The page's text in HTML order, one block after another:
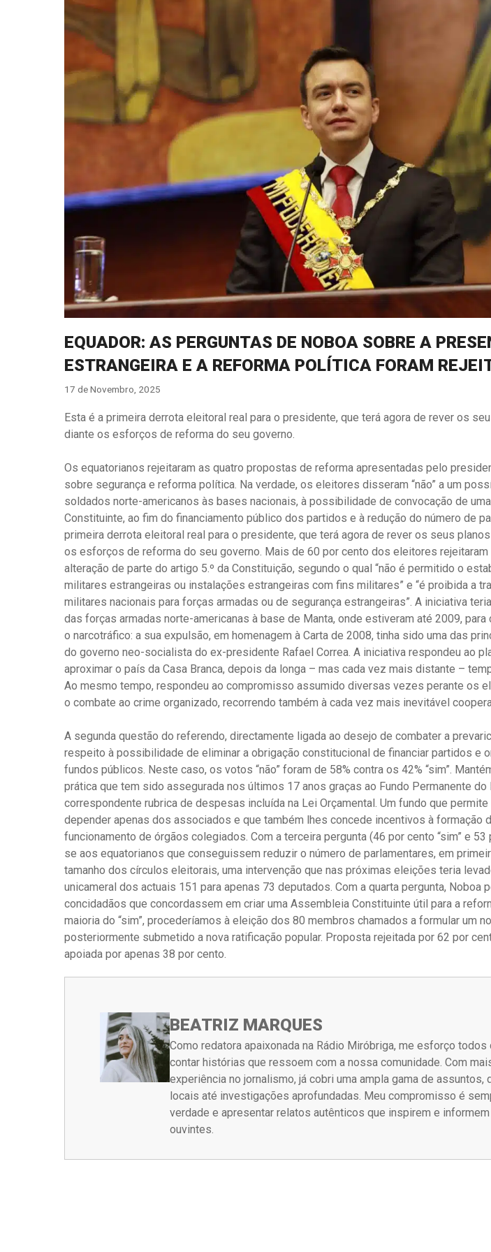
EQUADOR: AS PERGUNTAS DE NOBOA SOBRE A
ESTRANGEIRA E A REFORMA POLÍTICA FORAM
17 de Novembro, 2025
Esta é a primeira derrota eleitoral real para o presidente, que terá agora de rever os
diante os esforços de reforma do seu governo.
Os equatorianos rejeitaram as quatro propostas de reforma apresentadas pelo
sobre segurança e reforma política. Na verdade, os eleitores disseram “não” a um
soldados norte-americanos às bases nacionais, à possibilidade de convocação de
Constituinte, ao fim do financiamento público dos partidos e à redução do número de
primeira derrota eleitoral real para o presidente, que terá agora de rever os seus
os esforços de reforma do seu governo. Mais de 60 por cento dos eleitores rejeitaram
alteração de parte do artigo 5.º da Constituição, segundo o qual “não é permitido o
militares estrangeiras ou instalações estrangeiras com fins militares” e “é proibida a
militares nacionais para forças armadas ou de segurança estrangeiras”. A iniciativa
das forças armadas norte-americanas à base de Manta, onde estiveram até 2009, para
o narcotráfico: a sua expulsão, em homenagem à Carta de 2008, tinha sido uma das
do governo neo-socialista do ex-presidente Rafael Correa. A iniciativa respondeu ao
aproximar o país da Casa Branca, depois da longa – mas cada vez mais distante –
Ao mesmo tempo, respondeu ao compromisso assumido diversas vezes perante os
o combate ao crime organizado, recorrendo também à cada vez mais inevitável
A segunda questão do referendo, directamente ligada ao desejo de combater a
respeito à possibilidade de eliminar a obrigação constitucional de financiar partidos e
fundos públicos. Neste caso, os votos “não” foram de 58% contra os 42% “sim”.
prática que tem sido assegurada nos últimos 17 anos graças ao Fundo Permanente do
correspondente rubrica de despesas incluída na Lei Orçamental. Um fundo que
depender apenas dos associados e que também lhes concede incentivos à formação
funcionamento de órgãos colegiados. Com a terceira pergunta (46 por cento “sim” e 53
se aos equatorianos que conseguissem reduzir o número de parlamentares, em
tamanho dos círculos eleitorais, uma intervenção que nas próximas eleições teria
unicameral dos actuais 151 para apenas 73 deputados. Com a quarta pergunta, Noboa
concidadãos que concordassem em criar uma Assembleia Constituinte útil para a
maioria do “sim”, procederíamos à eleição dos 80 membros chamados a formular um
posteriormente submetido a nova ratificação popular. Proposta rejeitada por 62 por
apoiada por apenas 38 por cento.
BEATRIZ MARQUES
Como redatora apaixonada na Rádio Miróbriga, me esforço todos
contar histórias que ressoem com a nossa comunidade. Com
experiência no jornalismo, já cobri uma ampla gama de assuntos,
locais até investigações aprofundadas. Meu compromisso é
verdade e apresentar relatos autênticos que inspirem e
ouvintes.